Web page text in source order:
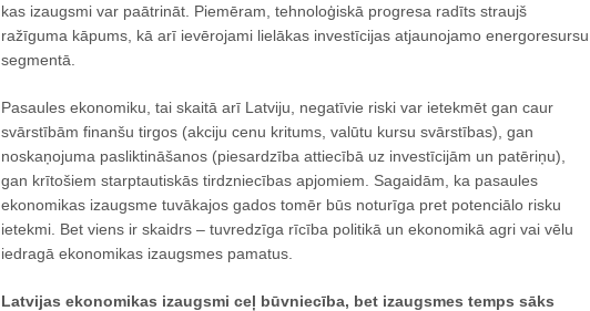
kas izaugsmi var paātrināt. Piemēram, tehnoloģiskā progresa radīts straujš
ražīguma kāpums, kā arī ievērojami lielākas investīcijas atjaunojamo energoresursu
segmentā.
Pasaules ekonomiku, tai skaitā arī Latviju, negatīvie riski var ietekmēt gan caur
svārstībām finanšu tirgos (akciju cenu kritums, valūtu kursu svārstības), gan
noskaņojuma pasliktināšanos (piesardzība attiecībā uz investīcijām un patēriņu),
gan krītošiem starptautiskās tirdzniecības apjomiem. Sagaidām, ka pasaules
ekonomikas izaugsme tuvākajos gados tomēr būs noturīga pret potenciālo risku
ietekmi. Bet viens ir skaidrs – tuvredzīga rīcība politikā un ekonomikā agri vai vēlu
iedragā ekonomikas izaugsmes pamatus.
Latvijas ekonomikas izaugsmi ceļ būvniecība, bet izaugsmes temps sāks